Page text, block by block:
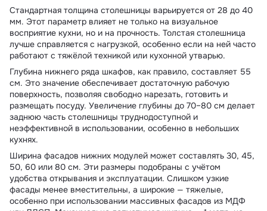
Стандартная толщина столешницы варьируется от 28 до 40
мм. Этот параметр влияет не только на визуальное
восприятие кухни, но и на прочность. Толстая столешница
лучше справляется с нагрузкой, особенно если на ней часто
работают с тяжёлой техникой или кухонной утварью.
Глубина нижнего ряда шкафов, как правило, составляет 55
см. Это значение обеспечивает достаточную рабочую
поверхность, позволяя свободно нарезать, готовить и
размещать посуду. Увеличение глубины до 70–80 см делает
заднюю часть столешницы труднодоступной и
неэффективной в использовании, особенно в небольших
кухнях.
Ширина фасадов нижних модулей может составлять 30, 45,
50, 60 или 80 см. Эти размеры подобраны с учётом
удобства открывания и эксплуатации. Слишком узкие
фасады менее вместительны, а широкие — тяжелые,
особенно при использовании массивных фасадов из МДФ